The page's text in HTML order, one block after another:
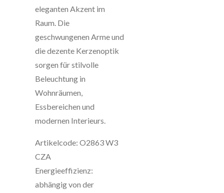
eleganten Akzent im
Raum. Die
geschwungenen Arme und
die dezente Kerzenoptik
sorgen für stilvolle
Beleuchtung in
Wohnräumen,
Essbereichen und
modernen Interieurs.
Artikelcode: O2863 W3
CZA
Energieeffizienz:
abhängig von der